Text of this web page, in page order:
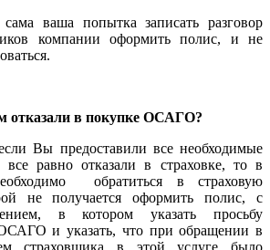
ваша попытка записать разговор
компании оформить полис, и не
отказали в покупке ОСАГО?
Вы предоставили все необходимые
равно отказали в страховке, то в
обратиться в страховую
не получается оформить полис, с
в котором указать просьбу
и указать, что при обращении в
страховщика в этой услуге было